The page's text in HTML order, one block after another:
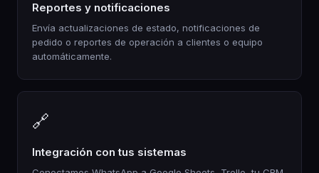
Reportes y notificaciones
Envía actualizaciones de estado, notificaciones de
pedido o reportes de operación a clientes o equipo
automáticamente.
🔗
Integración con tus sistemas